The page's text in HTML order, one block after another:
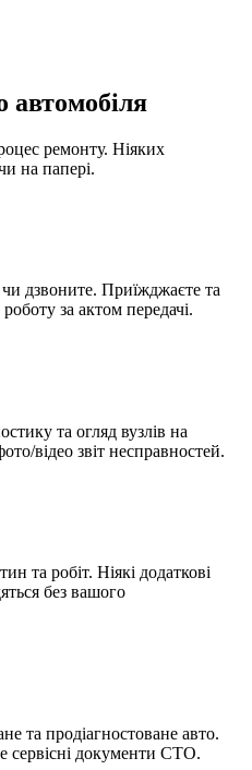
автомобіля
ремонту. Ніяких
на папері.
дзвоните. Приїжджаєте та
за актом передачі.
та огляд вузлів на
відео звіт несправностей.
та робіт. Ніякі додаткові
без вашого
та продіагностоване авто.
сервісні документи СТО.